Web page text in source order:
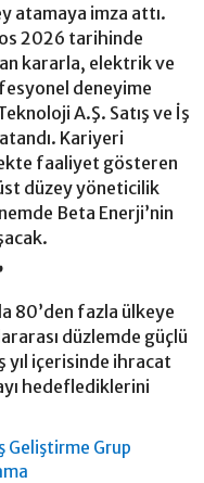
atamaya imza attı.
2026 tarihinde
kararla, elektrik ve
deneyime
A.Ş. Satış ve İş
Kariyeri
faaliyet gösteren
düzey yöneticilik
Beta Enerji’nin
80’den fazla ülkeye
düzlemde güçlü
yıl içerisinde ihracat
hedeflediklerini
Geliştirme Grup